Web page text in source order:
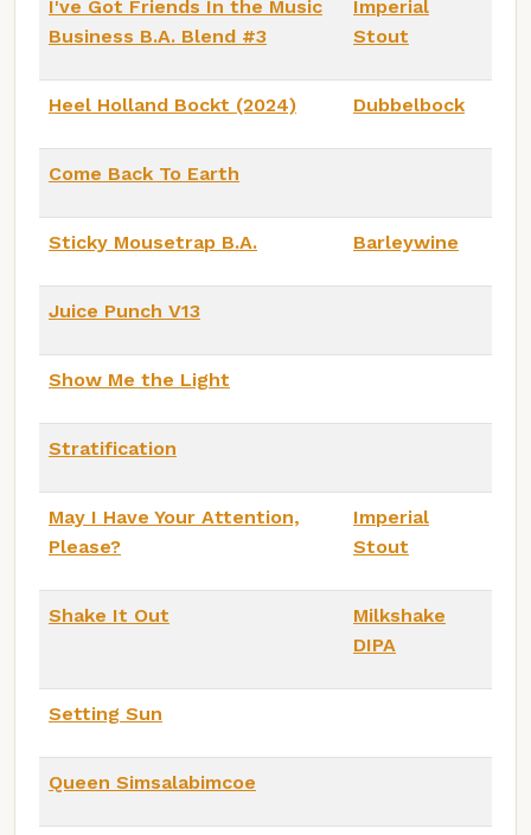
I've Got Friends In the Music
Business B.A. Blend #3
Imperial
Stout
Heel Holland Bockt (2024) Dubbelbock
Come Back To Earth
Sticky Mousetrap B.A. Barleywine
Juice Punch V13
Show Me the Light
Stratification
May I Have Your Attention,
Please?
Imperial
Stout
Shake It Out
Milkshake
DIPA
Setting Sun
Queen Simsalabimcoe